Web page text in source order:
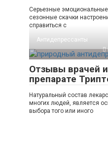
Серьезные эмоциональные
сезонные скачки
справиться с
Антидепрессанты
Отзывы врачей
препарате
Натуральный состав
многих людей, является
выбора того или иного